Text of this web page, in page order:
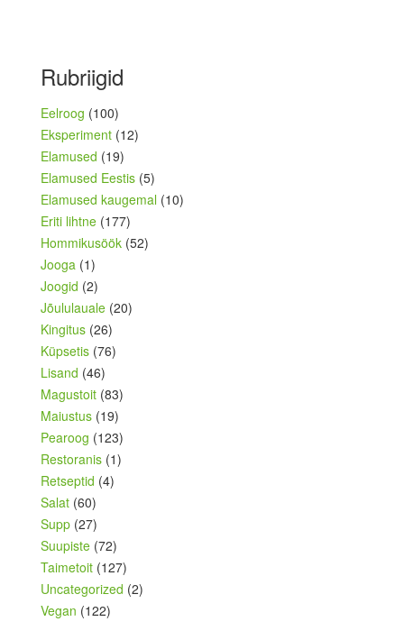
Rubriigid
Eelroog (100)
Eksperiment (12)
Elamused (19)
Elamused Eestis (5)
Elamused kaugemal (10)
Eriti lihtne (177)
Hommikusöök (52)
Jooga (1)
Joogid (2)
Jõululauale (20)
Kingitus (26)
Küpsetis (76)
Lisand (46)
Magustoit (83)
Maiustus (19)
Pearoog (123)
Restoranis (1)
Retseptid (4)
Salat (60)
Supp (27)
Suupiste (72)
Taimetoit (127)
Uncategorized (2)
Vegan (122)